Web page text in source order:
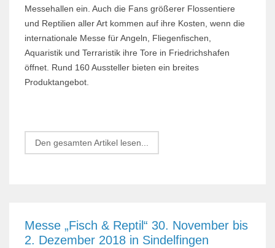
Messehallen ein. Auch die Fans größerer Flossentiere
und Reptilien aller Art kommen auf ihre Kosten, wenn die
internationale Messe für Angeln, Fliegenfischen,
Aquaristik und Terraristik ihre Tore in Friedrichshafen
öffnet. Rund 160 Aussteller bieten ein breites
Produktangebot.
Den gesamten Artikel lesen...
Messe „Fisch & Reptil“ 30. November bis
2. Dezember 2018 in Sindelfingen